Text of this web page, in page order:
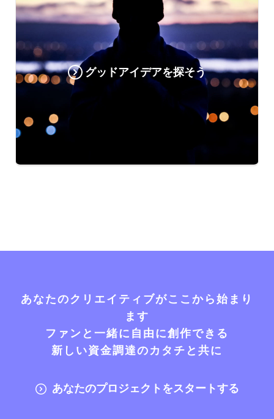
グッドアイデアを探そう
あなたのクリエイティブがここから始まり
ます
ファンと一緒に自由に創作できる
新しい資金調達のカタチと共に
あなたのプロジェクトをスタートする